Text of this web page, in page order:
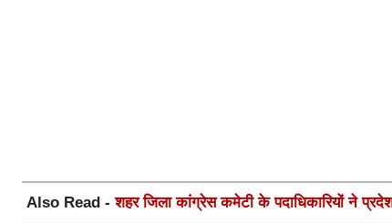
Also Read -शहर जिला कांग्रेस कमेटी के पदाधिकारियों ने प्रदेश